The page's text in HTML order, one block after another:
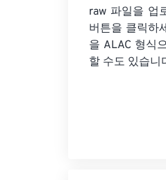
raw 파일을 업
버튼을 클릭하
을 ALAC 형식
할 수도 있습니